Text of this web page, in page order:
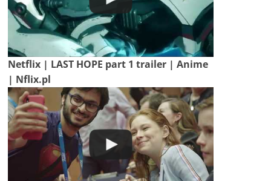
Netflix | LAST HOPE part 1 trailer | Anime
| Nflix.pl